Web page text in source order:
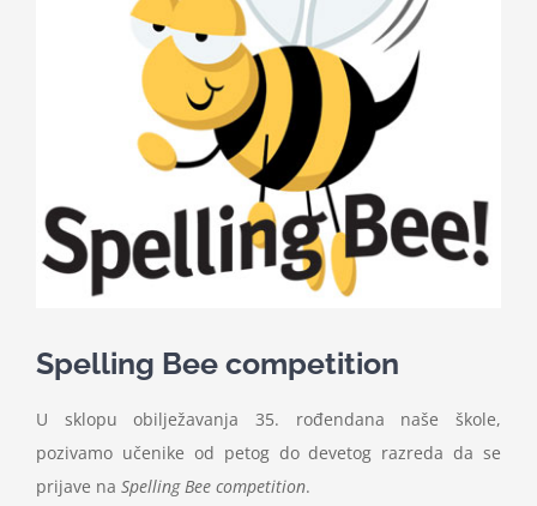
Nastava
Učenici
Školske vijesti
Obavještenja
Vijeće roditelja
Kontakt
Spelling Bee competition
U sklopu obilježavanja 35. rođendana naše škole,
pozivamo učenike od petog do devetog razreda da se
prijave na Spelling Bee competition.